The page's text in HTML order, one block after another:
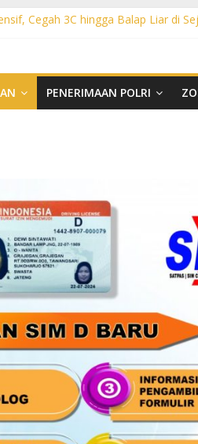
Cegah 3C hingga Balap Liar di
Bendosari Sasar Objek Vital, Polisi
Kartasura Sasar Titik Rawan,
PENERIMAAN POLRI